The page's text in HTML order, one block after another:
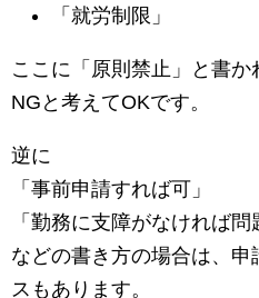
「就労制限」
ここに「原則禁止」と書
NGと考えてOKです。
逆に
「事前申請すれば可」
「勤務に支障がなければ問
などの書き方の場合は、
スもあります。